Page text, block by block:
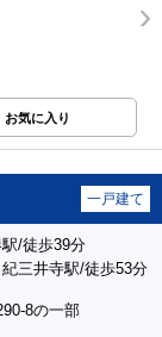
お気に入り
一戸建て
/徒歩39分
三井寺駅/徒歩53分
8の一部